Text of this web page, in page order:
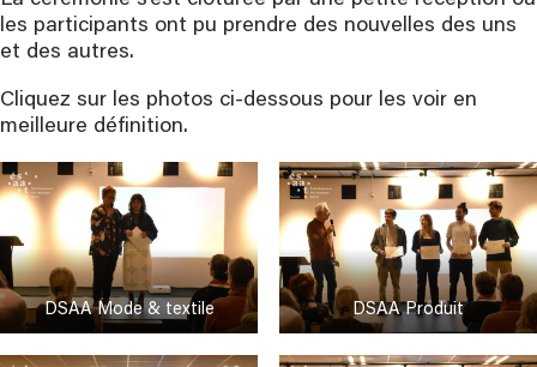
les participants ont pu prendre des nouvelles des uns
et des autres.
Cliquez sur les photos ci-dessous pour les voir en
meilleure définition.
DSAA Mode & textile DSAA Produit